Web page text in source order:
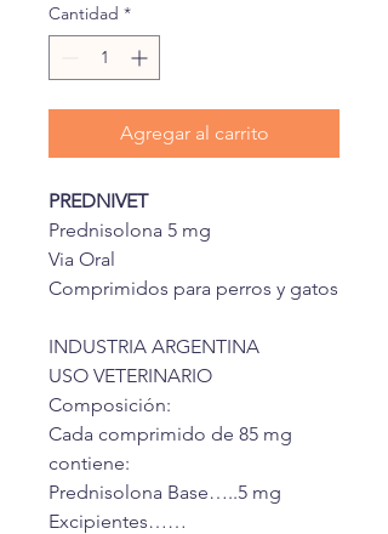
Cantidad *
Agregar al carrito
PREDNIVET
Prednisolona 5 mg
Via Oral
Comprimidos para perros y gatos
INDUSTRIA ARGENTINA
USO VETERINARIO
Composición:
Cada comprimido de 85 mg
contiene:
Prednisolona Base…..5 mg
Excipientes……